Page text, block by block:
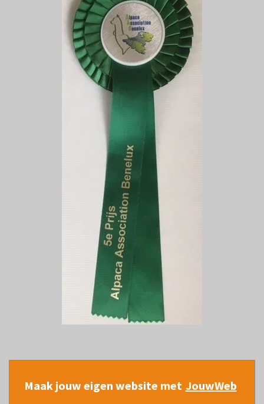
Maak jouw eigen website met JouwWeb